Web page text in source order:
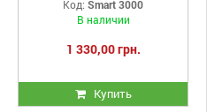
Код: Smart 3000
В наличии
1 330,00 грн.
Купить